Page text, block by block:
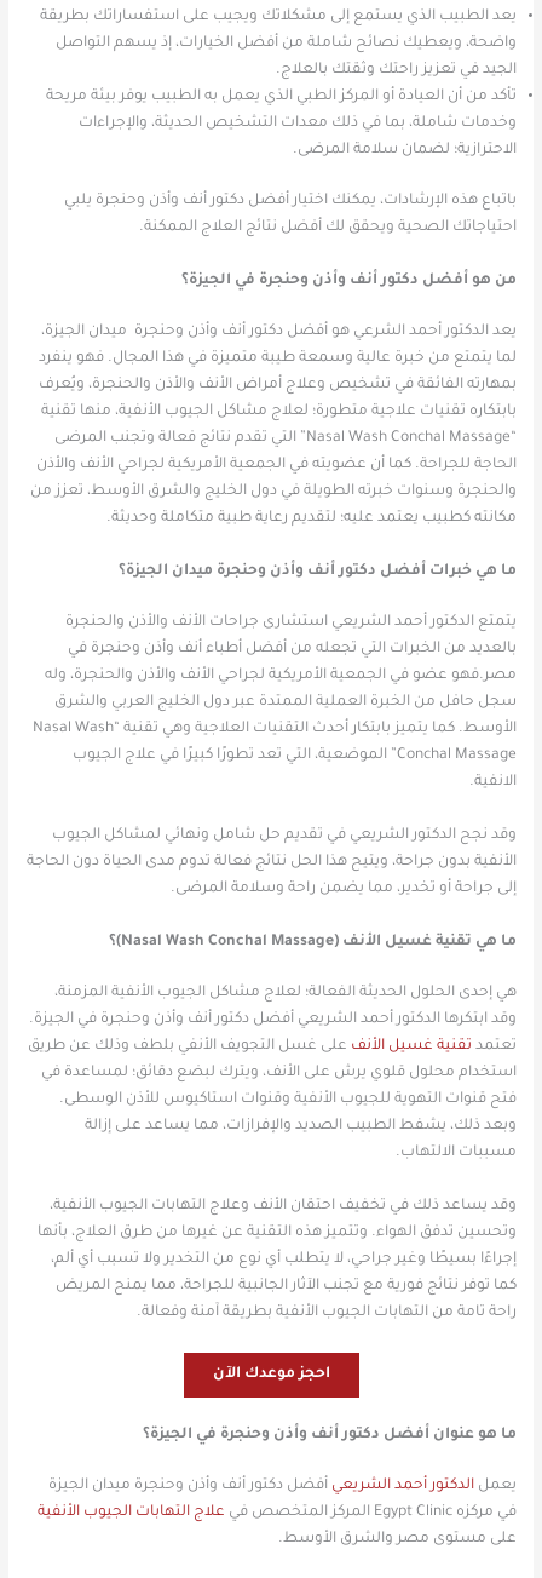
يعد الطبيب الذي يستمع إلى مشكلاتك ويجيب على استفساراتك بطريقة
واضحة، ويعطيك نصائح شاملة من أفضل الخيارات، إذ يسهم التواصل
الجيد في تعزيز راحتك وثقتك بالعلاج.
تأكد من أن العيادة أو المركز الطبي الذي يعمل به الطبيب يوفر بيئة مريحة
وخدمات شاملة، بما في ذلك معدات التشخيص الحديثة، والإجراءات
الاحترازية؛ لضمان سلامة المرضى.
باتباع هذه الإرشادات، يمكنك اختيار أفضل دكتور أنف وأذن وحنجرة يلبي
احتياجاتك الصحية ويحقق لك أفضل نتائج العلاج الممكنة.
من هو أفضل دكتور أنف وأذن وحنجرة في الجيزة؟
يعد الدكتور أحمد الشرعي هو أفضل دكتور أنف وأذن وحنجرة ميدان الجيزة،
لما يتمتع من خبرة عالية وسمعة طيبة متميزة في هذا المجال. فهو ينفرد
بمهارته الفائقة في تشخيص وعلاج أمراض الأنف والأذن والحنجرة، ويُعرف
بابتكاره تقنيات علاجية متطورة؛ لعلاج مشاكل الجيوب الأنفية، منها تقنية
“Nasal Wash Conchal Massage” التي تقدم نتائج فعالة وتجنب المرضى
الحاجة للجراحة. كما أن عضويته في الجمعية الأمريكية لجراحي الأنف والأذن
والحنجرة وسنوات خبرته الطويلة في دول الخليج والشرق الأوسط، تعزز من
مكانته كطبيب يعتمد عليه؛ لتقديم رعاية طبية متكاملة وحديثة.
ما هي خبرات أفضل دكتور أنف وأذن وحنجرة ميدان الجيزة؟
يتمتع الدكتور أحمد الشريعي استشارى جراحات الأنف والأذن والحنجرة
بالعديد من الخبرات التي تجعله من أفضل أطباء أنف وأذن وحنجرة في
مصر.فهو عضو في الجمعية الأمريكية لجراحي الأنف والأذن والحنجرة، وله
سجل حافل من الخبرة العملية الممتدة عبر دول الخليج العربي والشرق
الأوسط. كما يتميز بابتكار أحدث التقنيات العلاجية وهي تقنية “Nasal Wash
Conchal Massage” الموضعية، التي تعد تطورًا كبيرًا في علاج الجيوب
الانفية.
وقد نجح الدكتور الشريعي في تقديم حل شامل ونهائي لمشاكل الجيوب
الأنفية بدون جراحة، ويتيح هذا الحل نتائج فعالة تدوم مدى الحياة دون الحاجة
إلى جراحة أو تخدير، مما يضمن راحة وسلامة المرضى.
ما هي تقنية غسيل الأنف (Nasal Wash Conchal Massage)؟
هي إحدى الحلول الحديثة الفعالة؛ لعلاج مشاكل الجيوب الأنفية المزمنة،
وقد ابتكرها الدكتور أحمد الشريعي أفضل دكتور أنف وأذن وحنجرة في الجيزة.
تعتمد تقنية غسيل الأنف على غسل التجويف الأنفي بلطف وذلك عن طريق
استخدام محلول قلوي يرش على الأنف، ويترك لبضع دقائق؛ لمساعدة في
فتح قنوات التهوية للجيوب الأنفية وقنوات استاكيوس للأذن الوسطى.
وبعد ذلك، يشفط الطبيب الصديد والإفرازات، مما يساعد على إزالة
مسببات الالتهاب.
وقد يساعد ذلك في تخفيف احتقان الأنف وعلاج التهابات الجيوب الأنفية،
وتحسين تدفق الهواء. وتتميز هذه التقنية عن غيرها من طرق العلاج، بأنها
إجراءًا بسيطًا وغير جراحي، لا يتطلب أي نوع من التخدير ولا تسبب أي ألم،
كما توفر نتائج فورية مع تجنب الآثار الجانبية للجراحة، مما يمنح المريض
راحة تامة من التهابات الجيوب الأنفية بطريقة آمنة وفعالة.
احجز موعدك الآن
ما هو عنوان أفضل دكتور أنف وأذن وحنجرة في الجيزة؟
يعملالدكتور أحمد الشريعي أفضل دكتور أنف وأذن وحنجرة ميدان الجيزة
في مركزه Egypt Clinic المركز المتخصص في
علاج التهابات الجيوب الأنفية
على مستوى مصر والشرق الأوسط.